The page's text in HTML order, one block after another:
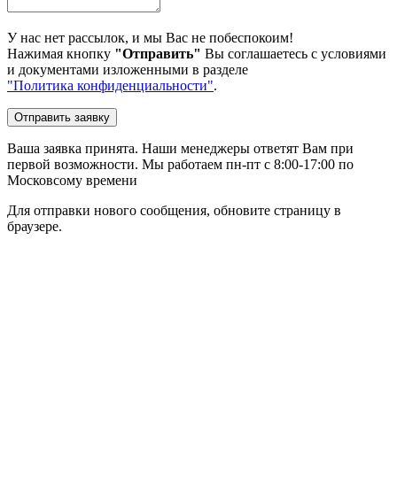
У нас нет рассылок, и мы Вас не побеспокоим!
Нажимая кнопку "Отправить" Вы соглашаетесь с условиями
и документами изложенными в разделе
"Политика конфиденциальности".
Отправить заявку
Ваша заявка принята. Наши менеджеры ответят Вам при
первой возможности. Мы работаем пн-пт с 8:00-17:00 по
Московсому времени
Для отправки нового сообщения, обновите страницу в
браузере.